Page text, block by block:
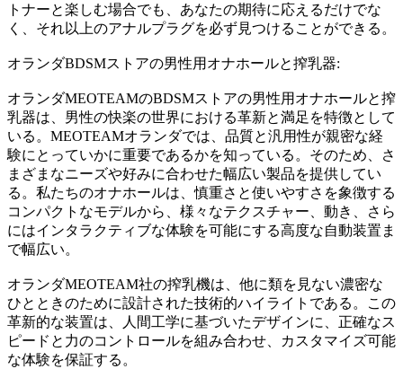
トナーと楽しむ場合でも、あなたの期待に応えるだけでな
く、それ以上のアナルプラグを必ず見つけることができる。
オランダBDSMストアの男性用オナホールと搾乳器:
オランダMEOTEAMのBDSMストアの男性用オナホールと搾
乳器は、男性の快楽の世界における革新と満足を特徴として
いる。MEOTEAMオランダでは、品質と汎用性が親密な経
験にとっていかに重要であるかを知っている。そのため、さ
まざまなニーズや好みに合わせた幅広い製品を提供してい
る。私たちのオナホールは、慎重さと使いやすさを象徴する
コンパクトなモデルから、様々なテクスチャー、動き、さら
にはインタラクティブな体験を可能にする高度な自動装置ま
で幅広い。
オランダMEOTEAM社の搾乳機は、他に類を見ない濃密な
ひとときのために設計された技術的ハイライトである。この
革新的な装置は、人間工学に基づいたデザインに、正確なス
ピードと力のコントロールを組み合わせ、カスタマイズ可能
な体験を保証する。